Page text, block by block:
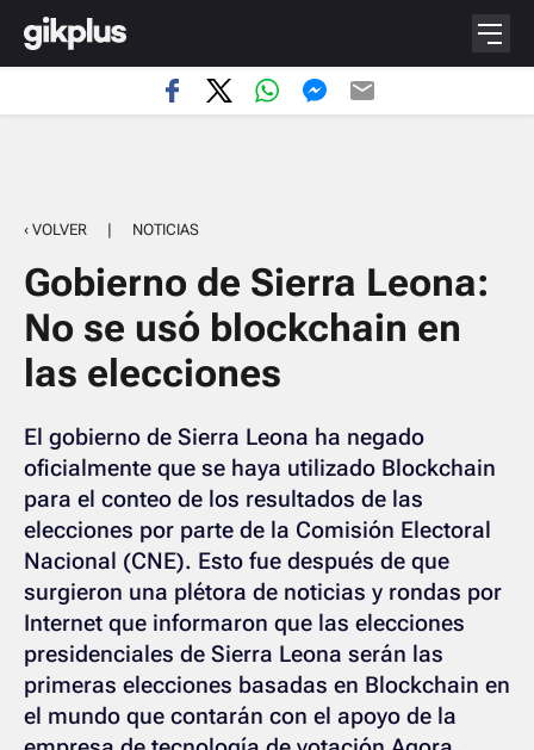
‹ VOLVER | NOTICIAS
Gobierno de Sierra Leona:
No se usó blockchain en
las elecciones
El gobierno de Sierra Leona ha negado
oficialmente que se haya utilizado Blockchain
para el conteo de los resultados de las
elecciones por parte de la Comisión Electoral
Nacional (CNE). Esto fue después de que
surgieron una plétora de noticias y rondas por
Internet que informaron que las elecciones
presidenciales de Sierra Leona serán las
primeras elecciones basadas en Blockchain en
el mundo que contarán con el apoyo de la